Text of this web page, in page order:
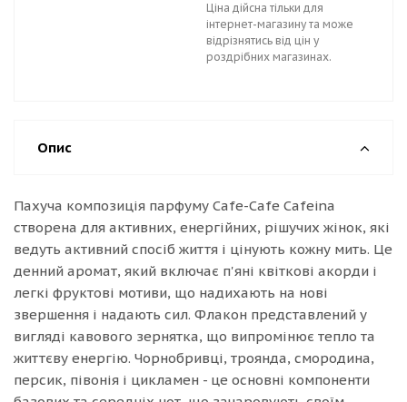
Ціна дійсна тільки для
інтернет-магазину та може
відрізнятись від цін у
роздрібних магазинах.
Опис
Пахуча композиція парфуму Cafe-Cafe Cafeina
створена для активних, енергійних, рішучих жінок, які
ведуть активний спосіб життя і цінують кожну мить. Це
денний аромат, який включає п'яні квіткові акорди і
легкі фруктові мотиви, що надихають на нові
звершення і надають сил. Флакон представлений у
вигляді кавового зернятка, що випромінює тепло та
життєву енергію. Чорнобривці, троянда, смородина,
персик, півонія і цикламен - це основні компоненти